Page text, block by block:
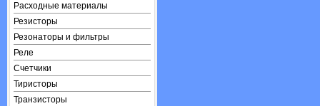
Расходные материалы
Резисторы
Резонаторы и фильтры
Реле
Счетчики
Тиристоры
Транзисторы